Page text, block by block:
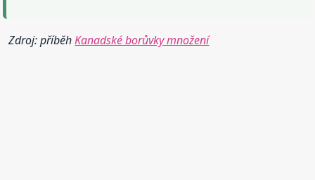
Zdroj: příběhKanadské borůvky množení